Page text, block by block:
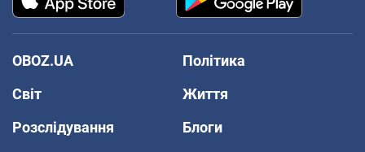
OBOZ.UA
Політика
Світ
Життя
Розслідування
Блоги